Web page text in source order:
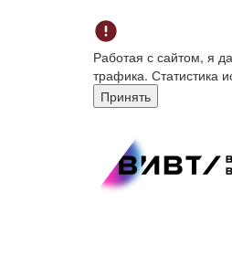
Работая с сайтом, я
трафика. Статистика
Принять